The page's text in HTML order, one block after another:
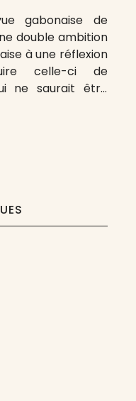
gabonaise de
double ambition
à une réflexion
celle-ci de
ne saurait être
dans laquelle
les sciences